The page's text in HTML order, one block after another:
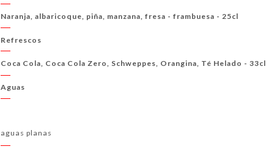
Naranja, albaricoque, piña, manzana, fresa - frambuesa - 25cl
Refrescos
Coca Cola, Coca Cola Zero, Schweppes, Orangina, Té Helado - 33cl
Aguas
aguas planas